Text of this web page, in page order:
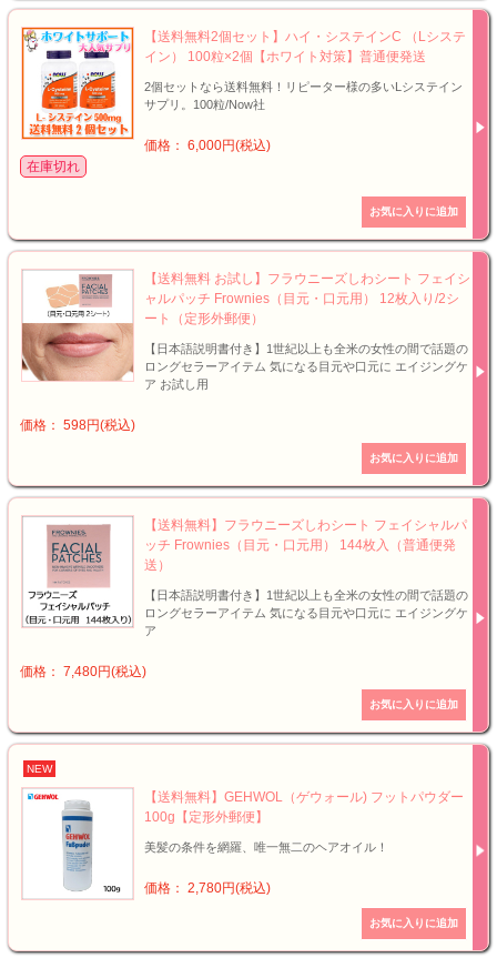
【送料無料2個セット】ハイ・システインC （Lシステ
イン） 100粒×2個【ホワイト対策】普通便発送
2個セットなら送料無料！リピーター様の多いLシステイン
サプリ。100粒/Now社
価格： 6,000円(税込)
在庫切れ
【送料無料 お試し】フラウニーズしわシート フェイシ
ャルパッチ Frownies（目元・口元用） 12枚入り/2シ
ート（定形外郵便）
【日本語説明書付き】1世紀以上も全米の女性の間で話題の
ロングセラーアイテム 気になる目元や口元に エイジングケ
ア お試し用
価格： 598円(税込)
【送料無料】フラウニーズしわシート フェイシャルパ
ッチ Frownies（目元・口元用） 144枚入（普通便発
送）
【日本語説明書付き】1世紀以上も全米の女性の間で話題の
ロングセラーアイテム 気になる目元や口元に エイジングケ
ア
価格： 7,480円(税込)
NEW
【送料無料】GEHWOL（ゲウォール) フットパウダー
100g【定形外郵便】
美髪の条件を網羅、唯一無二のヘアオイル！
価格： 2,780円(税込)